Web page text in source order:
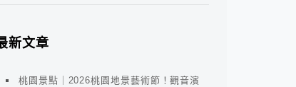
新文章
桃園景點｜2026桃園地景藝術節！觀音濱